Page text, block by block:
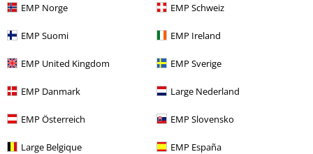
EMP Norge EMP Schweiz
EMP Suomi EMP Ireland
EMP United Kingdom EMP Sverige
EMP Danmark Large Nederland
EMP Österreich EMP Slovensko
Large Belgique EMP España
Meer categorieën. Meer opties.
Kleding Broeken
Stijlen Basics Kleding
Stijlen Zwarte kleding Zwarte broeken Zwarte cargobroeken
Kleding & accessoires Broeken
Stijlen Basics Basics mannen